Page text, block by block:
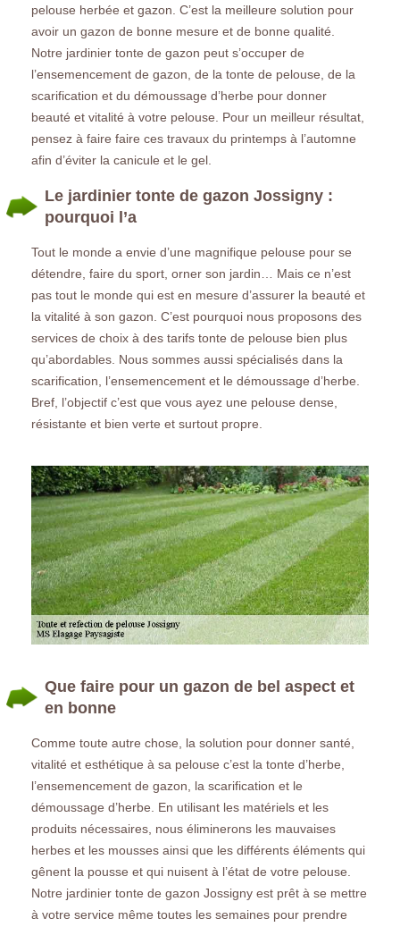
pelouse herbée et gazon. C’est la meilleure solution pour
avoir un gazon de bonne mesure et de bonne qualité.
Notre jardinier tonte de gazon peut s’occuper de
l’ensemencement de gazon, de la tonte de pelouse, de la
scarification et du démoussage d’herbe pour donner
beauté et vitalité à votre pelouse. Pour un meilleur résultat,
pensez à faire faire ces travaux du printemps à l’automne
afin d’éviter la canicule et le gel.
Le jardinier tonte de gazon Jossigny :
pourquoi l’a
Tout le monde a envie d’une magnifique pelouse pour se
détendre, faire du sport, orner son jardin… Mais ce n’est
pas tout le monde qui est en mesure d’assurer la beauté et
la vitalité à son gazon. C’est pourquoi nous proposons des
services de choix à des tarifs tonte de pelouse bien plus
qu’abordables. Nous sommes aussi spécialisés dans la
scarification, l’ensemencement et le démoussage d’herbe.
Bref, l’objectif c’est que vous ayez une pelouse dense,
résistante et bien verte et surtout propre.
Que faire pour un gazon de bel aspect et
en bonne
Comme toute autre chose, la solution pour donner santé,
vitalité et esthétique à sa pelouse c’est la tonte d’herbe,
l’ensemencement de gazon, la scarification et le
démoussage d’herbe. En utilisant les matériels et les
produits nécessaires, nous éliminerons les mauvaises
herbes et les mousses ainsi que les différents éléments qui
gênent la pousse et qui nuisent à l’état de votre pelouse.
Notre jardinier tonte de gazon Jossigny est prêt à se mettre
à votre service même toutes les semaines pour prendre